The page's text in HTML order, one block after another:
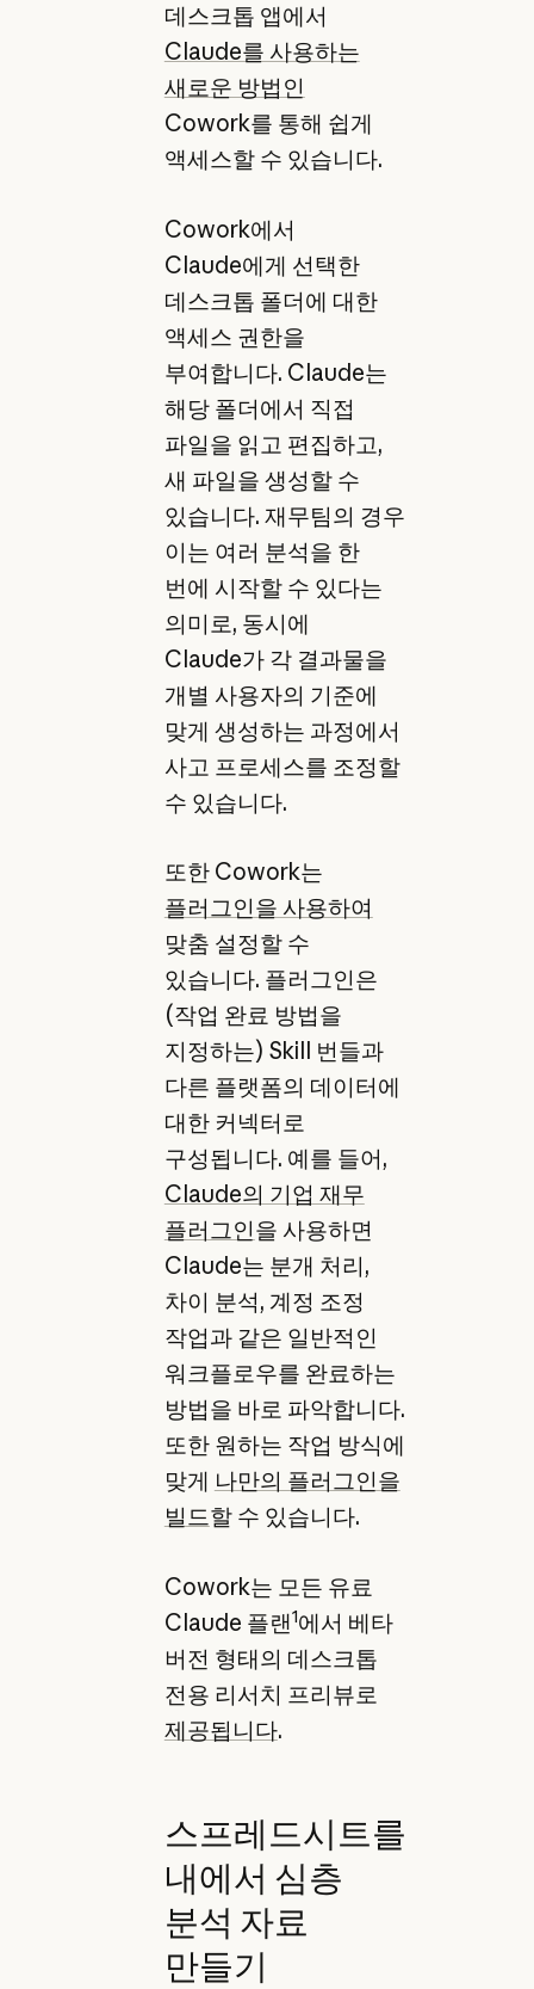
데스크톱 앱에서
Claude를 사용하는
새로운 방법인
Cowork를 통해 쉽게
액세스할 수 있습니다.
Cowork에서
Claude에게 선택한
데스크톱 폴더에 대한
액세스 권한을
부여합니다. Claude는
해당 폴더에서 직접
파일을 읽고 편집하고,
새 파일을 생성할 수
있습니다. 재무팀의 경우
이는 여러 분석을 한
번에 시작할 수 있다는
의미로, 동시에
Claude가 각 결과물을
개별 사용자의 기준에
맞게 생성하는 과정에서
사고 프로세스를 조정할
수 있습니다.
또한 Cowork는
플러그인을 사용하여
맞춤 설정할 수
있습니다. 플러그인은
(작업 완료 방법을
지정하는) Skill 번들과
다른 플랫폼의 데이터에
대한 커넥터로
구성됩니다. 예를 들어,
Claude의 기업 재무
플러그인을 사용하면
Claude는 분개 처리,
차이 분석, 계정 조정
작업과 같은 일반적인
워크플로우를 완료하는
방법을 바로 파악합니다.
또한 원하는 작업 방식에
맞게 나만의 플러그인을
빌드할 수 있습니다.
Cowork는 모든 유료
Claude 플랜1에서 베타
버전 형태의 데스크톱
전용 리서치 프리뷰로
제공됩니다.
스프레드시트를
내에서 심층
분석 자료
만들기